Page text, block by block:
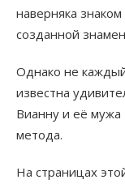
наверняка
созданной
Однако не
известна
Вианну и её мужа
метода.
На страницах